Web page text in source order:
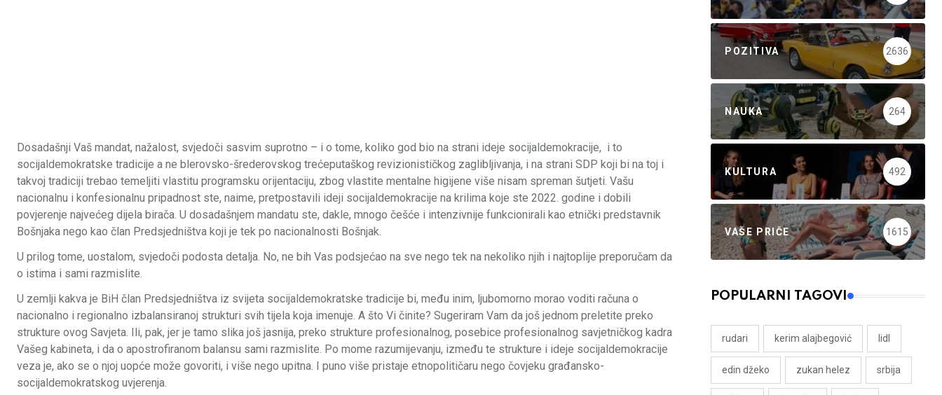
Dosadašnji Vaš mandat, nažalost, svjedoči sasvim suprotno – i o tome, koliko god bio na strani ideje socijaldemokracije, i to
socijaldemokratske tradicije a ne blerovsko-šrederovskog trećeputaškog revizionističkog zaglibljivanja, i na strani SDP koji bi na toj i
takvoj tradiciji trebao temeljiti vlastitu programsku orijentaciju, zbog vlastite mentalne higijene više nisam spreman šutjeti. Vašu
nacionalnu i konfesionalnu pripadnost ste, naime, pretpostavili ideji socijaldemokracije na krilima koje ste 2022. godine i dobili
povjerenje najvećeg dijela birača. U dosadašnjem mandatu ste, dakle, mnogo češće i intenzivnije funkcionirali kao etnički predstavnik
Bošnjaka nego kao član Predsjedništva koji je tek po nacionalnosti Bošnjak.
U prilog tome, uostalom, svjedoči podosta detalja. No, ne bih Vas podsjećao na sve nego tek na nekoliko njih i najtoplije preporučam da
o istima i sami razmislite.
U zemlji kakva je BiH član Predsjedništva iz svijeta socijaldemokratske tradicije bi, među inim, ljubomorno morao voditi računa o
nacionalno i regionalno izbalansiranoj strukturi svih tijela koja imenuje. A što Vi činite? Sugeriram Vam da još jednom preletite preko
strukture ovog Savjeta. Ili, pak, jer je tamo slika još jasnija, preko strukture profesionalnog, posebice profesionalnog savjetničkog kadra
Vašeg kabineta, i da o apostrofiranom balansu sami razmislite. Po mome razumijevanju, između te strukture i ideje socijaldemokracije
veza je, ako se o njoj uopće može govoriti, i više nego upitna. I puno više pristaje etnopolitičaru nego čovjeku građansko-
socijaldemokratskog uvjerenja.
POZITIVA 2636
NAUKA 264
KULTURA 492
VAŠE PRIČE 1615
POPULARNI TAGOVI
rudari kerim alajbegović lidl
edin džeko zukan helez srbija